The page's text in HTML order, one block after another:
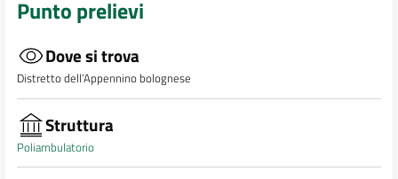
Punto prelievi
Dove si trova
Distretto dell’Appennino bolognese
Struttura
Poliambulatorio